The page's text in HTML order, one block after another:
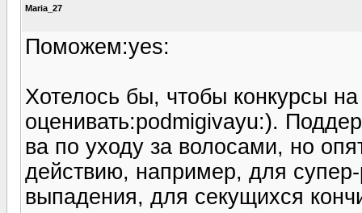
Maria_27
Поможем:yes:
Хотелось бы, чтобы конкурсы
оценивать:podmigivayu:).
ва по уходу за волосами, но
действию, например, для супер-
выпадения, для секущихся